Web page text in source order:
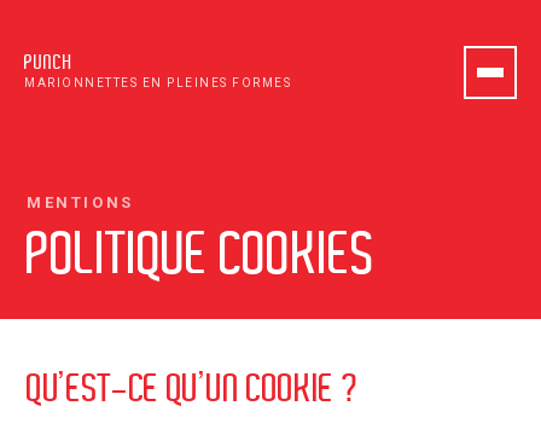
PUNCH
MARIONNETTES EN PLEINES FORMES
MENTIONS
POLITIQUE COOKIES
QU’EST-CE QU’UN COOKIE ?